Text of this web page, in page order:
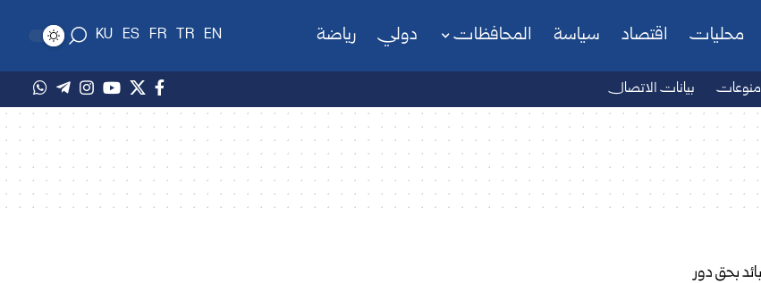
محليات اقتصاد سياسة المحافظات دولي رياضة EN
TR
FR
ES
KU
منوعات بيانات الاتصال